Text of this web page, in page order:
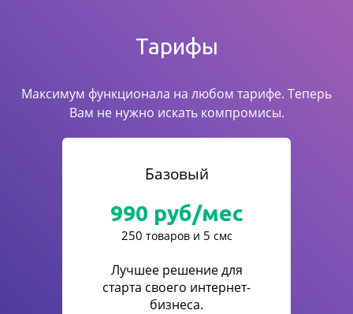
Тарифы
Максимум функционала на любом тарифе. Теперь
Вам не нужно искать компромисы.
Базовый
990 руб/мес
250 товаров и 5 смс
Лучшее решение для
старта своего интернет-
бизнеса.